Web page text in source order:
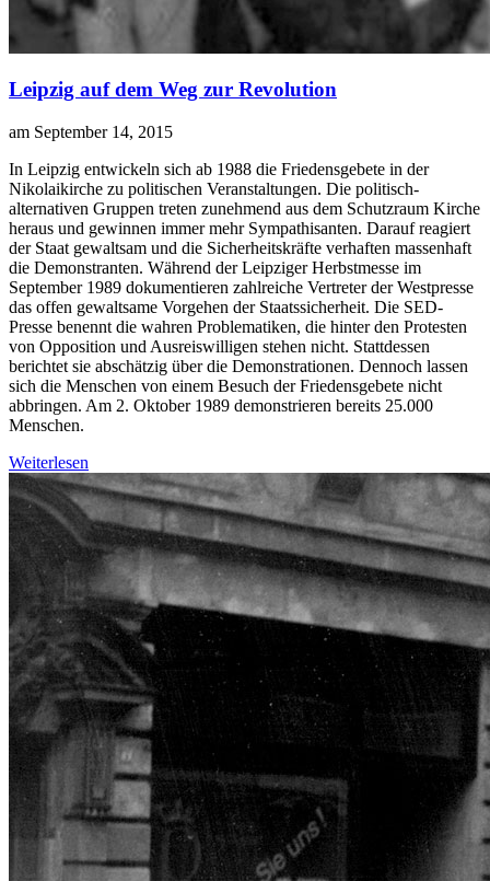
Leipzig auf dem Weg zur Revolution
am September 14, 2015
In Leipzig entwickeln sich ab 1988 die Friedensgebete in der
Nikolaikirche zu politischen Veranstaltungen. Die politisch-
alternativen Gruppen treten zunehmend aus dem Schutzraum Kirche
heraus und gewinnen immer mehr Sympathisanten. Darauf reagiert
der Staat gewaltsam und die Sicherheitskräfte verhaften massenhaft
die Demonstranten. Während der Leipziger Herbstmesse im
September 1989 dokumentieren zahlreiche Vertreter der Westpresse
das offen gewaltsame Vorgehen der Staatssicherheit. Die SED-
Presse benennt die wahren Problematiken, die hinter den Protesten
von Opposition und Ausreiswilligen stehen nicht. Stattdessen
berichtet sie abschätzig über die Demonstrationen. Dennoch lassen
sich die Menschen von einem Besuch der Friedensgebete nicht
abbringen. Am 2. Oktober 1989 demonstrieren bereits 25.000
Menschen.
Weiterlesen